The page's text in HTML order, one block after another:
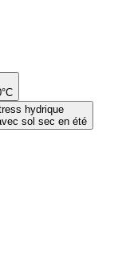
hydrique
sol sec en été